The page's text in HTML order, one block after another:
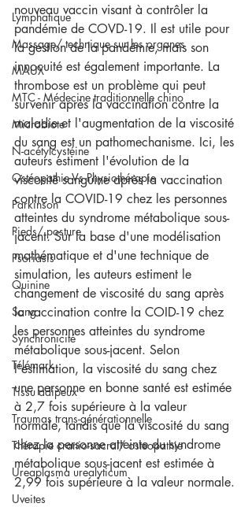
Lymphatique
Massage/ technique sur les organes
MAUX
MTC - Médecine traditionnelle chino
Microbiote
N-acétylcystéine
Ostéopathie Vs Physiothérapie
Parkinson
Pieds/ posture
Psoriasis
Quinine
Sang
Synchronicité
Télémark
Tissu adipeux
Traumas trans-générationnelle
Thérapie cranio-sacral/ osteopathie
Ureaplasma urealyticum
Uveites
nouveau vaccin visant à contrôler la
pandémie de COVD-19. Il est utile pour
la gestion de la pandémie, mais son
innocuité est également importante. La
thrombose est un problème qui peut
survenir après la vaccination contre la
maladie et l'augmentation de la viscosité
du sang est un pathomechanisme. Ici, les
auteurs estiment l'évolution de la
viscosité sanguine après la vaccination
contre la COVID-19 chez les personnes
atteintes du syndrome métabolique sous-
jacent. Sur la base d'une modélisation
mathématique et d'une technique de
simulation, les auteurs estiment le
changement de viscosité du sang après
la vaccination contre la COID-19 chez
les personnes atteintes du syndrome
métabolique sous-jacent. Selon
l'estimation, la viscosité du sang chez
une personne en bonne santé est estimée
à 2,7 fois supérieure à la valeur
normale, tandis que la viscosité du sang
chez la personne atteinte du syndrome
métabolique sous-jacent est estimée à
2,99 fois supérieure à la valeur normale.